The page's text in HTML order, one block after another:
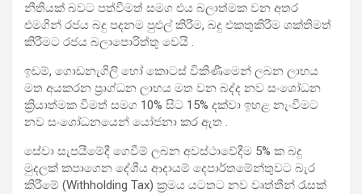
නීතියක් බවට පත්වීමත් සමග එය බලාත්මක වන අතර
එමගින් රජය බදු පදනම පුළුල් කිරීම, බදු එකතුකිරීම ශක්තිමත්
කිරීමට රජය බලාපොරිත්තු වෙයි .
ඉඩම්, ගොඩනැගිලි හෝ කොටස් විකිණීමෙන් ලබන ලාභය
මත අයකරන ප්‍රාග්ධන ලාභය මත වන බද්ද නව සංශෝධන
ක්‍රියාත්මක වීමත් සමග 10% සිට 15% දක්වා ඉහළ නැංවීමට
නව සංශෝධනයෙන් යෝජනා කර ඇත .
සේවා සැපයීමේදී ගෙවීම් ලබන අවස්ථාවේදීම 5% ක බදු
මුදලක් කපාගෙන දේශීය ආදායම් දෙපාර්තමේන්තුවට බැර
කිරීමේ (Withholding Tax) ක්‍රමය යටතට නව වෘත්තීන් රැසක්